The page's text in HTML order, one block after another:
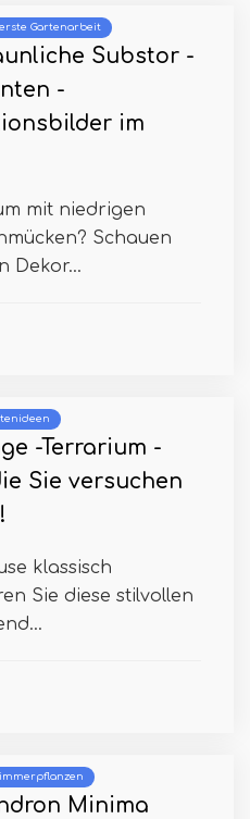
Gartenarbeit
Substor -
-
im
mit niedrigen
Schauen
Dekor...
-Terrarium -
Sie versuchen
klassisch
Sie diese stilvollen
Minima